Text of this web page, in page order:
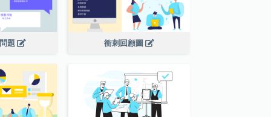
題 衝刺回顧圖